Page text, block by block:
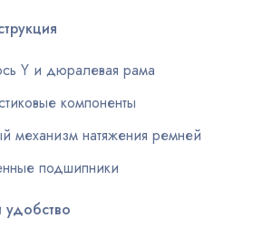
Y и дюралевая рама
компоненты
механизм натяжения ремней
подшипники
удобство